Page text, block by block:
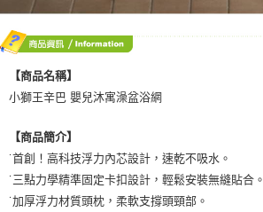
【商品名稱】
小獅王辛巴 嬰兒沐寓澡盆浴網
【商品簡介】
˙首創！高科技浮力內芯設計，速乾不吸水。
˙三點力學精準固定卡扣設計，輕鬆安裝無縫貼合。
˙加厚浮力材質頭枕，柔軟支撐頭頸部。